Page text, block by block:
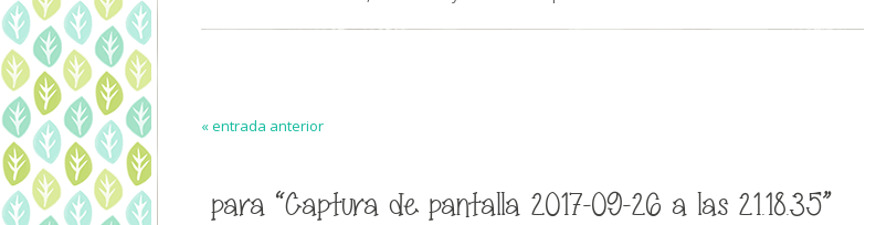
« entrada anterior
para “Captura de pantalla 2017-09-26 a las 21.18.35”